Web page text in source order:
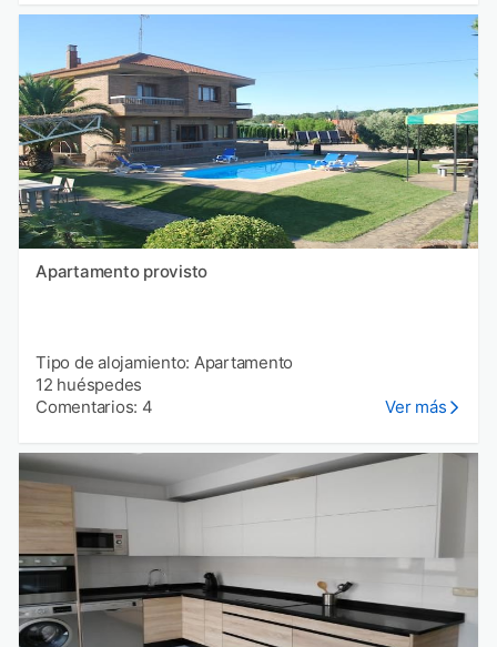
Apartamento provisto
Tipo de alojamiento: Apartamento
12 huéspedes
Comentarios: 4
Ver más